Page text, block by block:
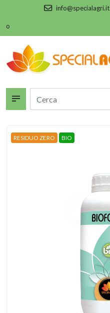
info@specialagri.it
RESIDUO ZERO BIO